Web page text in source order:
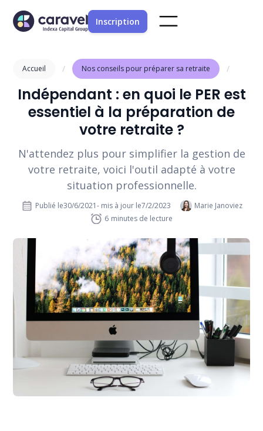
Inscription
Accueil / Nos conseils pour préparer sa retraite /
Indépendant : en quoi le PER est
essentiel à la préparation de
votre retraite ?
N'attendez plus pour simplifier la gestion de
votre retraite, voici l'outil adapté à votre
situation professionnelle.
Publié le30/6/2021- mis à jour le7/2/2023
Marie Janoviez
6 minutes de lecture